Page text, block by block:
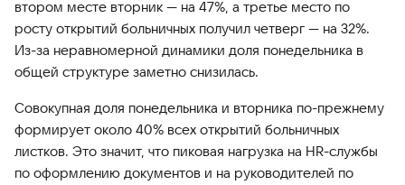
втором месте вторник — на 47%, а третье место по
росту открытий больничных получил четверг — на 32%.
Из-за неравномерной динамики доля понедельника в
общей структуре заметно снизилась.
Совокупная доля понедельника и вторника по-прежнему
формирует около 40% всех открытий больничных
листков. Это значит, что пиковая нагрузка на HR-службы
по оформлению документов и на руководителей по